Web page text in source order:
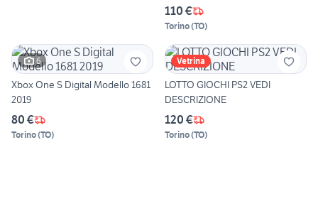
110 €
Torino(TO)
6
Xbox One S Digital Modello 1681
2019
80 €
Torino(TO)
Vetrina
LOTTO GIOCHI PS2 VEDI
DESCRIZIONE
120 €
Torino(TO)